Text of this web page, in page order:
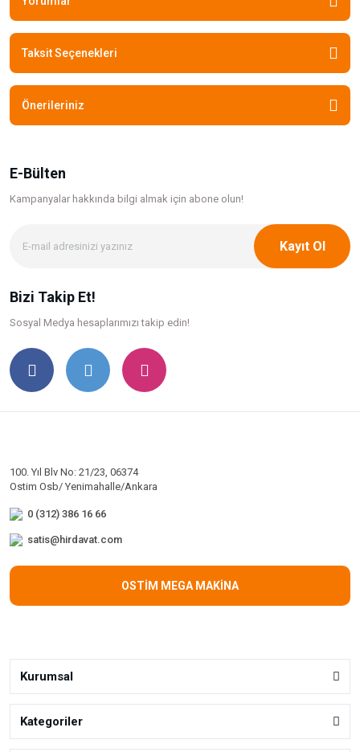
Taksit Seçenekleri
Önerileriniz
E-Bülten
Kampanyalar hakkında bilgi almak için abone olun!
Kayıt Ol
Bizi Takip Et!
Sosyal Medya hesaplarımızı takip edin!
100. Yıl Blv No: 21/23, 06374
Ostim Osb/ Yenimahalle/Ankara
0 (312) 386 16 66
satis@hirdavat.com
OSTİM MEGA MAKİNA
Kurumsal
Kategoriler